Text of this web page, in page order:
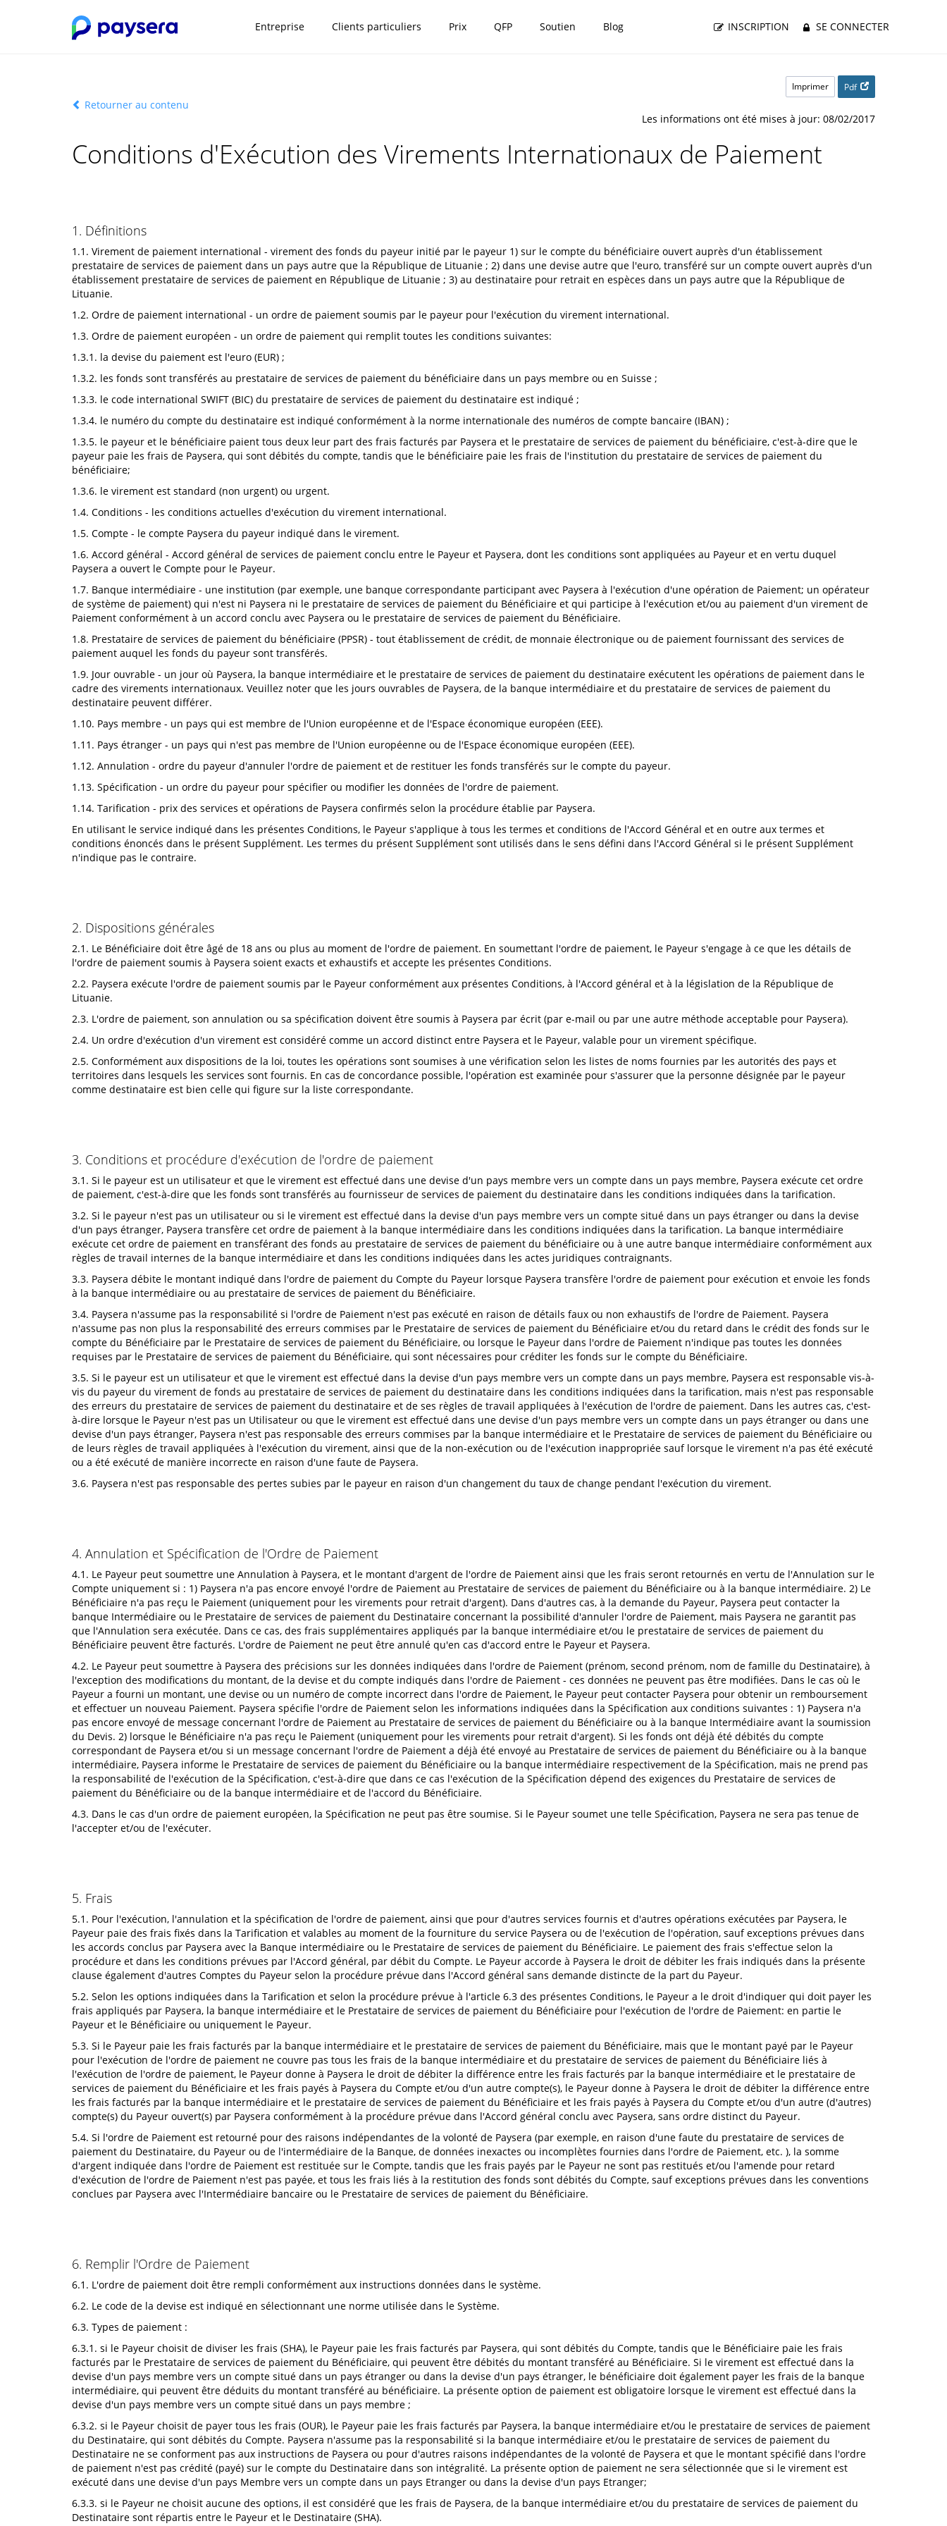
Entreprise Clients particuliers Prix QFP Soutien Blog INSCRIPTION SE CONNECTER
Imprimer Pdf
Retourner au contenu
Les informations ont été mises à jour: 08/02/2017
Conditions d'Exécution des Virements Internationaux de Paiement
1. Définitions
1.1. Virement de paiement international - virement des fonds du payeur initié par le payeur 1) sur le compte du bénéficiaire ouvert auprès d'un établissement
prestataire de services de paiement dans un pays autre que la République de Lituanie ; 2) dans une devise autre que l'euro, transféré sur un compte ouvert auprès d'un
établissement prestataire de services de paiement en République de Lituanie ; 3) au destinataire pour retrait en espèces dans un pays autre que la République de
Lituanie.
1.2. Ordre de paiement international - un ordre de paiement soumis par le payeur pour l'exécution du virement international.
1.3. Ordre de paiement européen - un ordre de paiement qui remplit toutes les conditions suivantes:
1.3.1. la devise du paiement est l'euro (EUR) ;
1.3.2. les fonds sont transférés au prestataire de services de paiement du bénéficiaire dans un pays membre ou en Suisse ;
1.3.3. le code international SWIFT (BIC) du prestataire de services de paiement du destinataire est indiqué ;
1.3.4. le numéro du compte du destinataire est indiqué conformément à la norme internationale des numéros de compte bancaire (IBAN) ;
1.3.5. le payeur et le bénéficiaire paient tous deux leur part des frais facturés par Paysera et le prestataire de services de paiement du bénéficiaire, c'est-à-dire que le
payeur paie les frais de Paysera, qui sont débités du compte, tandis que le bénéficiaire paie les frais de l'institution du prestataire de services de paiement du
bénéficiaire;
1.3.6. le virement est standard (non urgent) ou urgent.
1.4. Conditions - les conditions actuelles d'exécution du virement international.
1.5. Compte - le compte Paysera du payeur indiqué dans le virement.
1.6. Accord général - Accord général de services de paiement conclu entre le Payeur et Paysera, dont les conditions sont appliquées au Payeur et en vertu duquel
Paysera a ouvert le Compte pour le Payeur.
1.7. Banque intermédiaire - une institution (par exemple, une banque correspondante participant avec Paysera à l'exécution d'une opération de Paiement; un opérateur
de système de paiement) qui n'est ni Paysera ni le prestataire de services de paiement du Bénéficiaire et qui participe à l'exécution et/ou au paiement d'un virement de
Paiement conformément à un accord conclu avec Paysera ou le prestataire de services de paiement du Bénéficiaire.
1.8. Prestataire de services de paiement du bénéficiaire (PPSR) - tout établissement de crédit, de monnaie électronique ou de paiement fournissant des services de
paiement auquel les fonds du payeur sont transférés.
1.9. Jour ouvrable - un jour où Paysera, la banque intermédiaire et le prestataire de services de paiement du destinataire exécutent les opérations de paiement dans le
cadre des virements internationaux. Veuillez noter que les jours ouvrables de Paysera, de la banque intermédiaire et du prestataire de services de paiement du
destinataire peuvent différer.
1.10. Pays membre - un pays qui est membre de l'Union européenne et de l'Espace économique européen (EEE).
1.11. Pays étranger - un pays qui n'est pas membre de l'Union européenne ou de l'Espace économique européen (EEE).
1.12. Annulation - ordre du payeur d'annuler l'ordre de paiement et de restituer les fonds transférés sur le compte du payeur.
1.13. Spécification - un ordre du payeur pour spécifier ou modifier les données de l'ordre de paiement.
1.14. Tarification - prix des services et opérations de Paysera confirmés selon la procédure établie par Paysera.
En utilisant le service indiqué dans les présentes Conditions, le Payeur s'applique à tous les termes et conditions de l'Accord Général et en outre aux termes et
conditions énoncés dans le présent Supplément. Les termes du présent Supplément sont utilisés dans le sens défini dans l'Accord Général si le présent Supplément
n'indique pas le contraire.
2. Dispositions générales
2.1. Le Bénéficiaire doit être âgé de 18 ans ou plus au moment de l'ordre de paiement. En soumettant l'ordre de paiement, le Payeur s'engage à ce que les détails de
l'ordre de paiement soumis à Paysera soient exacts et exhaustifs et accepte les présentes Conditions.
2.2. Paysera exécute l'ordre de paiement soumis par le Payeur conformément aux présentes Conditions, à l'Accord général et à la législation de la République de
Lituanie.
2.3. L'ordre de paiement, son annulation ou sa spécification doivent être soumis à Paysera par écrit (par e-mail ou par une autre méthode acceptable pour Paysera).
2.4. Un ordre d'exécution d'un virement est considéré comme un accord distinct entre Paysera et le Payeur, valable pour un virement spécifique.
2.5. Conformément aux dispositions de la loi, toutes les opérations sont soumises à une vérification selon les listes de noms fournies par les autorités des pays et
territoires dans lesquels les services sont fournis. En cas de concordance possible, l'opération est examinée pour s'assurer que la personne désignée par le payeur
comme destinataire est bien celle qui figure sur la liste correspondante.
3. Conditions et procédure d'exécution de l'ordre de paiement
3.1. Si le payeur est un utilisateur et que le virement est effectué dans une devise d'un pays membre vers un compte dans un pays membre, Paysera exécute cet ordre
de paiement, c'est-à-dire que les fonds sont transférés au fournisseur de services de paiement du destinataire dans les conditions indiquées dans la tarification.
3.2. Si le payeur n'est pas un utilisateur ou si le virement est effectué dans la devise d'un pays membre vers un compte situé dans un pays étranger ou dans la devise
d'un pays étranger, Paysera transfère cet ordre de paiement à la banque intermédiaire dans les conditions indiquées dans la tarification. La banque intermédiaire
exécute cet ordre de paiement en transférant des fonds au prestataire de services de paiement du bénéficiaire ou à une autre banque intermédiaire conformément aux
règles de travail internes de la banque intermédiaire et dans les conditions indiquées dans les actes juridiques contraignants.
3.3. Paysera débite le montant indiqué dans l'ordre de paiement du Compte du Payeur lorsque Paysera transfère l'ordre de paiement pour exécution et envoie les fonds
à la banque intermédiaire ou au prestataire de services de paiement du Bénéficiaire.
3.4. Paysera n'assume pas la responsabilité si l'ordre de Paiement n'est pas exécuté en raison de détails faux ou non exhaustifs de l'ordre de Paiement. Paysera
n'assume pas non plus la responsabilité des erreurs commises par le Prestataire de services de paiement du Bénéficiaire et/ou du retard dans le crédit des fonds sur le
compte du Bénéficiaire par le Prestataire de services de paiement du Bénéficiaire, ou lorsque le Payeur dans l'ordre de Paiement n'indique pas toutes les données
requises par le Prestataire de services de paiement du Bénéficiaire, qui sont nécessaires pour créditer les fonds sur le compte du Bénéficiaire.
3.5. Si le payeur est un utilisateur et que le virement est effectué dans la devise d'un pays membre vers un compte dans un pays membre, Paysera est responsable vis-à-
vis du payeur du virement de fonds au prestataire de services de paiement du destinataire dans les conditions indiquées dans la tarification, mais n'est pas responsable
des erreurs du prestataire de services de paiement du destinataire et de ses règles de travail appliquées à l'exécution de l'ordre de paiement. Dans les autres cas, c'est-
à-dire lorsque le Payeur n'est pas un Utilisateur ou que le virement est effectué dans une devise d'un pays membre vers un compte dans un pays étranger ou dans une
devise d'un pays étranger, Paysera n'est pas responsable des erreurs commises par la banque intermédiaire et le Prestataire de services de paiement du Bénéficiaire ou
de leurs règles de travail appliquées à l'exécution du virement, ainsi que de la non-exécution ou de l'exécution inappropriée sauf lorsque le virement n'a pas été exécuté
ou a été exécuté de manière incorrecte en raison d'une faute de Paysera.
3.6. Paysera n'est pas responsable des pertes subies par le payeur en raison d'un changement du taux de change pendant l'exécution du virement.
4. Annulation et Spécification de l'Ordre de Paiement
4.1. Le Payeur peut soumettre une Annulation à Paysera, et le montant d'argent de l'ordre de Paiement ainsi que les frais seront retournés en vertu de l'Annulation sur le
Compte uniquement si : 1) Paysera n'a pas encore envoyé l'ordre de Paiement au Prestataire de services de paiement du Bénéficiaire ou à la banque intermédiaire. 2) Le
Bénéficiaire n'a pas reçu le Paiement (uniquement pour les virements pour retrait d'argent). Dans d'autres cas, à la demande du Payeur, Paysera peut contacter la
banque Intermédiaire ou le Prestataire de services de paiement du Destinataire concernant la possibilité d'annuler l'ordre de Paiement, mais Paysera ne garantit pas
que l'Annulation sera exécutée. Dans ce cas, des frais supplémentaires appliqués par la banque intermédiaire et/ou le prestataire de services de paiement du
Bénéficiaire peuvent être facturés. L'ordre de Paiement ne peut être annulé qu'en cas d'accord entre le Payeur et Paysera.
4.2. Le Payeur peut soumettre à Paysera des précisions sur les données indiquées dans l'ordre de Paiement (prénom, second prénom, nom de famille du Destinataire), à
l'exception des modifications du montant, de la devise et du compte indiqués dans l'ordre de Paiement - ces données ne peuvent pas être modifiées. Dans le cas où le
Payeur a fourni un montant, une devise ou un numéro de compte incorrect dans l'ordre de Paiement, le Payeur peut contacter Paysera pour obtenir un remboursement
et effectuer un nouveau Paiement. Paysera spécifie l'ordre de Paiement selon les informations indiquées dans la Spécification aux conditions suivantes : 1) Paysera n'a
pas encore envoyé de message concernant l'ordre de Paiement au Prestataire de services de paiement du Bénéficiaire ou à la banque Intermédiaire avant la soumission
du Devis. 2) lorsque le Bénéficiaire n'a pas reçu le Paiement (uniquement pour les virements pour retrait d'argent). Si les fonds ont déjà été débités du compte
correspondant de Paysera et/ou si un message concernant l'ordre de Paiement a déjà été envoyé au Prestataire de services de paiement du Bénéficiaire ou à la banque
intermédiaire, Paysera informe le Prestataire de services de paiement du Bénéficiaire ou la banque intermédiaire respectivement de la Spécification, mais ne prend pas
la responsabilité de l'exécution de la Spécification, c'est-à-dire que dans ce cas l'exécution de la Spécification dépend des exigences du Prestataire de services de
paiement du Bénéficiaire ou de la banque intermédiaire et de l'accord du Bénéficiaire.
4.3. Dans le cas d'un ordre de paiement européen, la Spécification ne peut pas être soumise. Si le Payeur soumet une telle Spécification, Paysera ne sera pas tenue de
l'accepter et/ou de l'exécuter.
5. Frais
5.1. Pour l'exécution, l'annulation et la spécification de l'ordre de paiement, ainsi que pour d'autres services fournis et d'autres opérations exécutées par Paysera, le
Payeur paie des frais fixés dans la Tarification et valables au moment de la fourniture du service Paysera ou de l'exécution de l'opération, sauf exceptions prévues dans
les accords conclus par Paysera avec la Banque intermédiaire ou le Prestataire de services de paiement du Bénéficiaire. Le paiement des frais s'effectue selon la
procédure et dans les conditions prévues par l'Accord général, par débit du Compte. Le Payeur accorde à Paysera le droit de débiter les frais indiqués dans la présente
clause également d'autres Comptes du Payeur selon la procédure prévue dans l'Accord général sans demande distincte de la part du Payeur.
5.2. Selon les options indiquées dans la Tarification et selon la procédure prévue à l'article 6.3 des présentes Conditions, le Payeur a le droit d'indiquer qui doit payer les
frais appliqués par Paysera, la banque intermédiaire et le Prestataire de services de paiement du Bénéficiaire pour l'exécution de l'ordre de Paiement: en partie le
Payeur et le Bénéficiaire ou uniquement le Payeur.
5.3. Si le Payeur paie les frais facturés par la banque intermédiaire et le prestataire de services de paiement du Bénéficiaire, mais que le montant payé par le Payeur
pour l'exécution de l'ordre de paiement ne couvre pas tous les frais de la banque intermédiaire et du prestataire de services de paiement du Bénéficiaire liés à
l'exécution de l'ordre de paiement, le Payeur donne à Paysera le droit de débiter la différence entre les frais facturés par la banque intermédiaire et le prestataire de
services de paiement du Bénéficiaire et les frais payés à Paysera du Compte et/ou d'un autre compte(s), le Payeur donne à Paysera le droit de débiter la différence entre
les frais facturés par la banque intermédiaire et le prestataire de services de paiement du Bénéficiaire et les frais payés à Paysera du Compte et/ou d'un autre (d'autres)
compte(s) du Payeur ouvert(s) par Paysera conformément à la procédure prévue dans l'Accord général conclu avec Paysera, sans ordre distinct du Payeur.
5.4. Si l'ordre de Paiement est retourné pour des raisons indépendantes de la volonté de Paysera (par exemple, en raison d'une faute du prestataire de services de
paiement du Destinataire, du Payeur ou de l'intermédiaire de la Banque, de données inexactes ou incomplètes fournies dans l'ordre de Paiement, etc. ), la somme
d'argent indiquée dans l'ordre de Paiement est restituée sur le Compte, tandis que les frais payés par le Payeur ne sont pas restitués et/ou l'amende pour retard
d'exécution de l'ordre de Paiement n'est pas payée, et tous les frais liés à la restitution des fonds sont débités du Compte, sauf exceptions prévues dans les conventions
conclues par Paysera avec l'Intermédiaire bancaire ou le Prestataire de services de paiement du Bénéficiaire.
6. Remplir l'Ordre de Paiement
6.1. L'ordre de paiement doit être rempli conformément aux instructions données dans le système.
6.2. Le code de la devise est indiqué en sélectionnant une norme utilisée dans le Système.
6.3. Types de paiement :
6.3.1. si le Payeur choisit de diviser les frais (SHA), le Payeur paie les frais facturés par Paysera, qui sont débités du Compte, tandis que le Bénéficiaire paie les frais
facturés par le Prestataire de services de paiement du Bénéficiaire, qui peuvent être débités du montant transféré au Bénéficiaire. Si le virement est effectué dans la
devise d'un pays membre vers un compte situé dans un pays étranger ou dans la devise d'un pays étranger, le bénéficiaire doit également payer les frais de la banque
intermédiaire, qui peuvent être déduits du montant transféré au bénéficiaire. La présente option de paiement est obligatoire lorsque le virement est effectué dans la
devise d'un pays membre vers un compte situé dans un pays membre ;
6.3.2. si le Payeur choisit de payer tous les frais (OUR), le Payeur paie les frais facturés par Paysera, la banque intermédiaire et/ou le prestataire de services de paiement
du Destinataire, qui sont débités du Compte. Paysera n'assume pas la responsabilité si la banque intermédiaire et/ou le prestataire de services de paiement du
Destinataire ne se conforment pas aux instructions de Paysera ou pour d'autres raisons indépendantes de la volonté de Paysera et que le montant spécifié dans l'ordre
de paiement n'est pas crédité (payé) sur le compte du Destinataire dans son intégralité. La présente option de paiement ne sera sélectionnée que si le virement est
exécuté dans une devise d'un pays Membre vers un compte dans un pays Etranger ou dans la devise d'un pays Etranger;
6.3.3. si le Payeur ne choisit aucune des options, il est considéré que les frais de Paysera, de la banque intermédiaire et/ou du prestataire de services de paiement du
Destinataire sont répartis entre le Payeur et le Destinataire (SHA).